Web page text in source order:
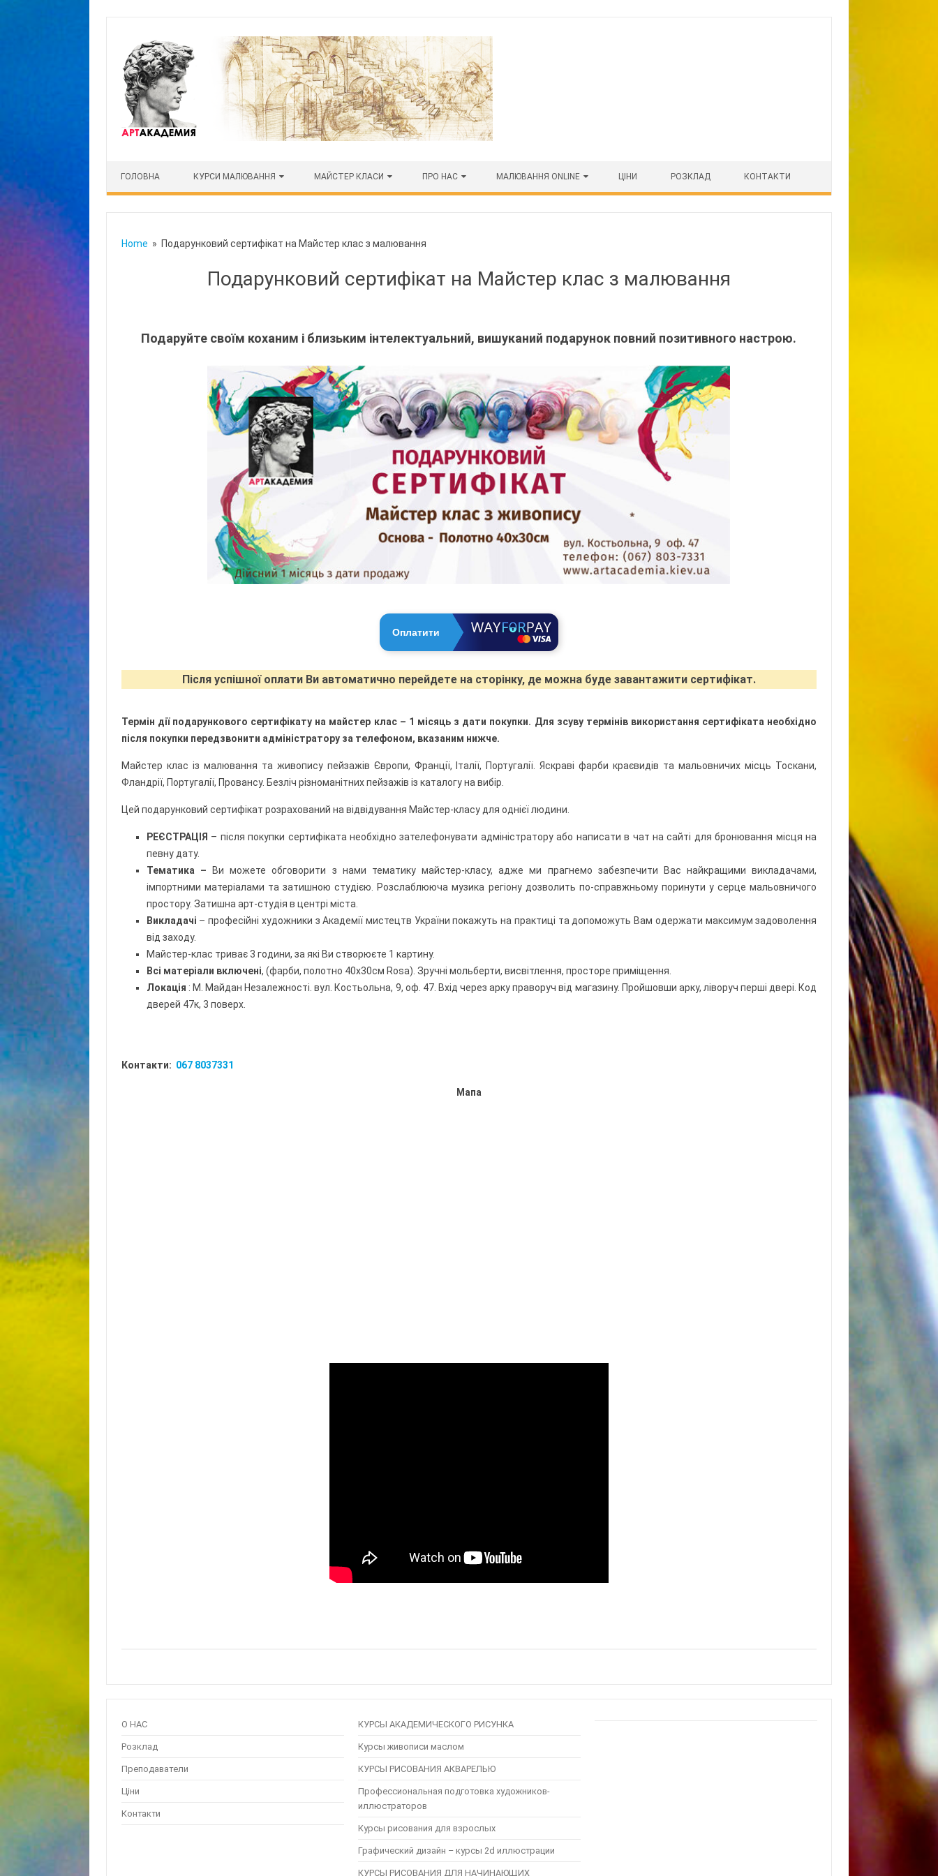
ГОЛОВНА КУРСИ МАЛЮВАННЯ МАЙСТЕР КЛАСИ ПРО НАС МАЛЮВАННЯ ONLINE ЦІНИ РОЗКЛАД КОНТАКТИ
Home » Подарунковий сертифікат на Майстер клас з малювання
Подарунковий сертифікат на Майстер клас з малювання
Подаруйте своїм коханим і близьким інтелектуальний, вишуканий подарунок повний позитивного настрою.
Оплатити
Після успішної оплати Ви автоматично перейдете на сторінку, де можна буде завантажити сертифікат.
Термін дії подарункового сертифікату на майстер клас – 1 місяць з дати покупки. Для зсуву термінів використання сертифіката необхідно
після покупки передзвонити адміністратору за телефоном, вказаним нижче.
Майстер клас із малювання та живопису пейзажів Європи, Франції, Італії, Португалії. Яскраві фарби краєвидів та мальовничих місць Тоскани,
Фландрії, Португалії, Провансу. Безліч різноманітних пейзажів із каталогу на вибір.
Цей подарунковий сертифікат розрахований на відвідування Майстер-класу для однієї людини.
РЕЄСТРАЦІЯ – після покупки сертифіката необхідно зателефонувати адміністратору або написати в чат на сайті для бронювання місця на
певну дату.
Тематика –
Ви можете обговорити з нами тематику майстер-класу, адже ми прагнемо забезпечити Вас найкращими викладачами,
імпортними матеріалами та затишною студією. Розслаблююча музика регіону дозволить по-справжньому поринути у серце мальовничого
простору. Затишна арт-студія в центрі міста.
Викладачі – професійні художники з Академії мистецтв України покажуть на практиці та допоможуть Вам одержати максимум задоволення
від заходу.
Майстер-клас триває 3 години, за які Ви створюєте 1 картину.
Всі матеріали включені, (фарби, полотно 40х30см Rosa). Зручні мольберти, висвітлення, просторе приміщення.
Локація : М. Майдан Незалежності. вул. Костьольна, 9, оф. 47. Вхід через арку праворуч від магазину. Пройшовши арку, ліворуч перші двері. Код
дверей 47к, 3 поверх.
Контакти: 067 8037331
Мапа
О НАС
Розклад
Преподаватели
Ціни
Контакти
КУРСЫ АКАДЕМИЧЕСКОГО РИСУНКА
Курсы живописи маслом
КУРСЫ РИСОВАНИЯ АКВАРЕЛЬЮ
Профессиональная подготовка художников-
иллюстраторов
Курсы рисования для взрослых
Графический дизайн – курсы 2d иллюстрации
КУРСЫ РИСОВАНИЯ ДЛЯ НАЧИНАЮЩИХ